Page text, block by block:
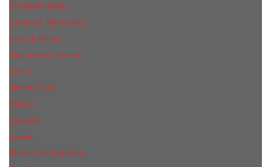
Elizabeth Arden
Escentric Molecules
Franck Oliver
Gian Marco Venturi
Gucci
Jimmy Choo
Kenzo
Lacoste
Lanvin
Marina De Bourbon